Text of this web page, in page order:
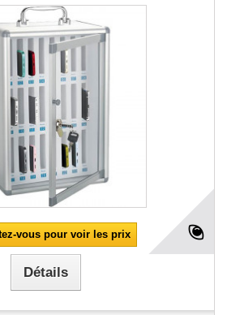
vous pour voir les prix
Détails